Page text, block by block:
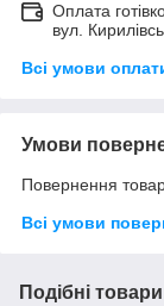
Оплата
вул.
Всі умови
Умови
Повернення
Всі умови
Подібні